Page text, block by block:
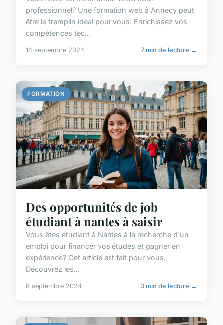
professionnel? Une formation web à Annecy peut
être le tremplin idéal pour vous. Enrichissez vos
compétences tec...
14 septembre 2024 7 min de lecture →
FORMATION
Des opportunités de job
étudiant à nantes à saisir
Vous êtes étudiant à Nantes à la recherche d'un
emploi pour financer vos études et gagner en
expérience? Cet article est fait pour vous.
Découvrez les...
8 septembre 2024 3 min de lecture →